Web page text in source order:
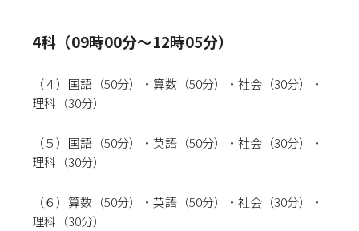
4科（09時00分～12時05分）
（４）国語 （50分） ・算数 （50分） ・社会 （30分）
・
理科 （30分）
（５） 国語 （50分） ・英語 （50分） ・社会 （30分）
・
理科 （30分）
（６）算数 （50分） ・英語 （50分） ・社会 （30分）
・
理科 （30分）